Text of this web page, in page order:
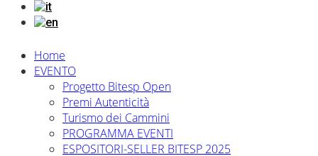
Home
EVENTO
Progetto Bitesp Open
Premi Autenticità
Turismo dei Cammini
PROGRAMMA EVENTI
ESPOSITORI-SELLER BITESP 2025